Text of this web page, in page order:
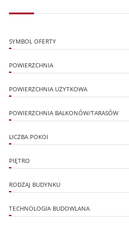
SYMBOL OFERTY
POWIERZCHNIA
POWIERZCHNIA UŻYTKOWA
POWIERZCHNIA BALKONÓW/TARASÓW
LICZBA POKOI
PIĘTRO
RODZAJ BUDYNKU
TECHNOLOGIA BUDOWLANA